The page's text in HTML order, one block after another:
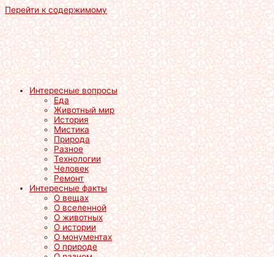
Перейти к содержимому
Интересные вопросы
Еда
Животный мир
История
Мистика
Природа
Разное
Технологии
Человек
Ремонт
Интересные факты
О вещах
О вселенной
О животных
О истории
О монументах
О природе